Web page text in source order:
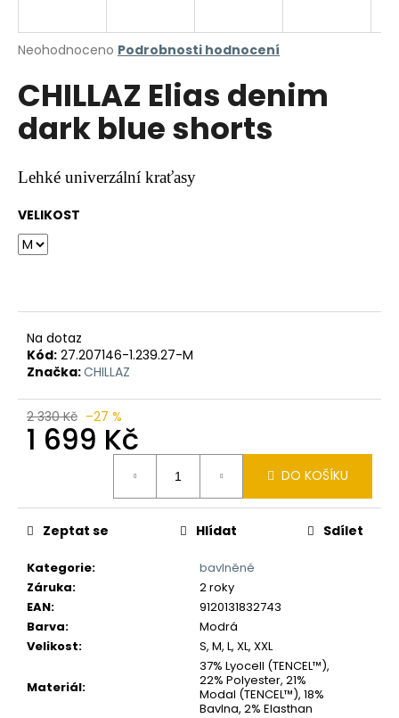
Průměrné
produktu
je
0,0
z
hvězdiček.
Neohodnoceno Podrobnosti hodnocení
CHILLAZ Elias denim
dark blue shorts
Lehké univerzální kraťasy
VELIKOST
Na dotaz
Kód: 27.207146-1.239.27-M
Značka:CHILLAZ
2 330 Kč –27 %
1 699 Kč
DO KOŠÍKU
Kategorie:
bavlněné
Záruka:
2 roky
EAN:
9120131832743
Barva:
Modrá
Velikost: S, M, L, XL, XXL
Materiál:
37% Lyocell (TENCEL™),
22% Polyester, 21%
Modal (TENCEL™), 18%
Bavlna, 2% Elasthan
Zeptat se Hlídat Sdílet
j
t
?
o
u
č
u